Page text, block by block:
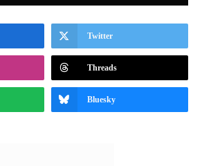
Twitter
Threads
Bluesky